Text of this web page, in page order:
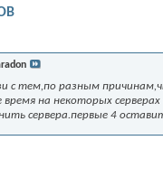
с тем,по разным
время на некоторых
сервера.первые 4